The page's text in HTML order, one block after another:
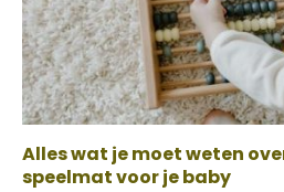
Alles wat je moet weten
speelmat voor je baby